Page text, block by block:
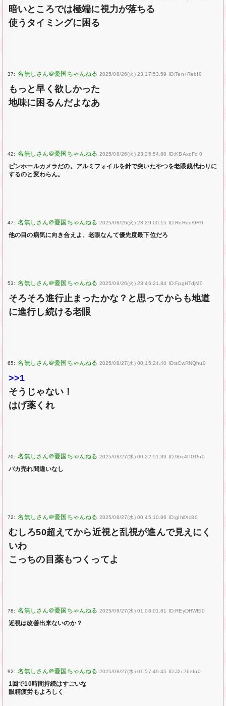
暗いところでは極端に視力が落ちる
使うタイミングに困る
37: 2025/08/26(火) 23:17:53.59 ID:Ten+RebI0
もっと早く欲しかった
地味に困るんだよなあ
42: 2025/08/26(火) 23:25:54.80 ID:KBAxqFcI0
ピンホールカメラだの。アルミフォイルを針で突いたやつを老眼鏡代わりに
するのと変わらん。
47: 2025/08/26(火) 23:29:00.15 ID:ReRed/9R0
他の目の病気に向き合えよ、老眼なんて優先度最下位だろ
53: 2025/08/26(火) 23:46:21.84 ID:FpgHTdjM0
そろそろ進行止まったかな？と思ってからも地道
に進行し続ける老眼
65: 2025/08/27(水) 00:15:24.40 ID:sCwRNQhu0
>>1
そうじゃない！
はげ薬くれ
70: 2025/08/27(水) 00:22:51.39 ID:96c4PGPn0
バカ売れ間違いなし
72: 2025/08/27(水) 00:45:10.86 ID:gIhllXc80
むしろ50超えてから近視と乱視が進んで見えにく
いわ
こっちの目薬もつくってよ
78: 2025/08/27(水) 01:08:01.81 ID:REyDHWEl0
近視は改善出来ないのか？
92: 2025/08/27(水) 01:57:49.45 ID:J2c76efn0
1回で10時間持続はすごいな
眼精疲労もよろしく